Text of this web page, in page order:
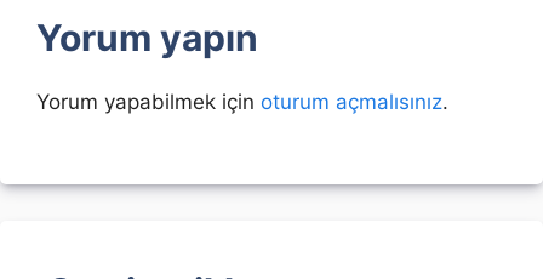
Yorum yapın
Yorum yapabilmek için oturum açmalısınız.